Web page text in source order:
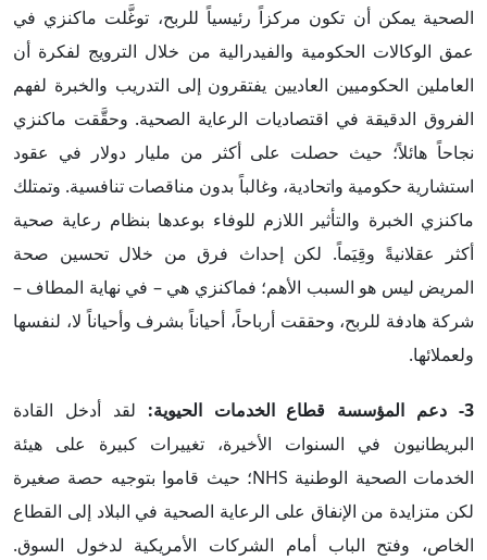
الصحية يمكن أن تكون مركزاً رئيسياً للربح، توغَّلت ماكنزي في
عمق الوكالات الحكومية والفيدرالية من خلال الترويج لفكرة أن
العاملين الحكوميين العاديين يفتقرون إلى التدريب والخبرة لفهم
الفروق الدقيقة في اقتصاديات الرعاية الصحية. وحقَّقت ماكنزي
نجاحاً هائلاً؛ حيث حصلت على أكثر من مليار دولار في عقود
استشارية حكومية واتحادية، وغالباً بدون مناقصات تنافسية. وتمتلك
ماكنزي الخبرة والتأثير اللازم للوفاء بوعدها بنظام رعاية صحية
أكثر عقلانيةً وقِيَماً. لكن إحداث فرق من خلال تحسين صحة
المريض ليس هو السبب الأهم؛ فماكنزي هي – في نهاية المطاف –
شركة هادفة للربح، وحققت أرباحاً، أحياناً بشرف وأحياناً لا، لنفسها
ولعملائها.
3- دعم المؤسسة قطاع الخدمات الحيوية: لقد أدخل القادة
البريطانيون في السنوات الأخيرة، تغييرات كبيرة على هيئة
الخدمات الصحية الوطنية NHS؛ حيث قاموا بتوجيه حصة صغيرة
لكن متزايدة من الإنفاق على الرعاية الصحية في البلاد إلى القطاع
الخاص، وفتح الباب أمام الشركات الأمريكية لدخول السوق.